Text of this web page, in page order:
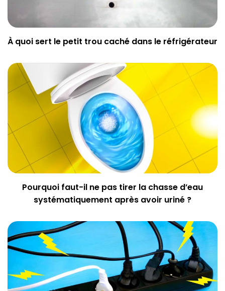
À quoi sert le petit trou caché dans le réfrigérateur
Pourquoi faut-il ne pas tirer la chasse d’eau
systématiquement après avoir uriné ?